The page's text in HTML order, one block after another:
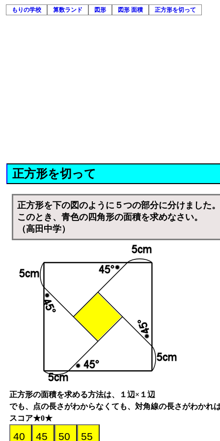
もりの学校 算数ランド 図形 図形 面積 正方形を切って
正方形を切って
正方形を下の図のように５つの部分に分けました
このとき、青色の四角形の面積を求めなさい。
（高田中学）
正方形の面積を求める方法は、１辺×１辺
でも、点の長さがわからなくても、対角線の長さがわかれ
スコア★0★